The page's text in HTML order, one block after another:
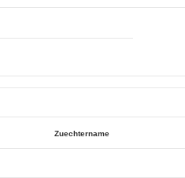
Zuechtername